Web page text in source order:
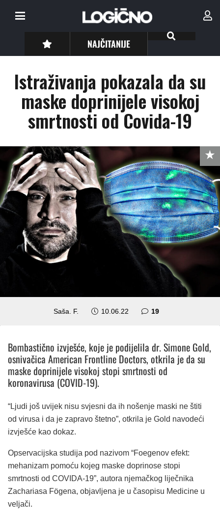
NAJČITANIJE
Istraživanja pokazala da su
maske doprinijele visokoj
smrtnosti od Covida-19
Saša. F. 10.06.22 19komentara
Bombastično izvješće, koje je podijelila dr. Simone Gold,
osnivačica American Frontline Doctors, otkrila je da su
maske doprinijele visokoj stopi smrtnosti od
koronavirusa (COVID-19).
“Ljudi još uvijek nisu svjesni da ih nošenje maski ne štiti
od virusa i da je zapravo štetno”, otkrila je Gold navodeći
izvješće kao dokaz.
Opservacijska studija pod nazivom “Foegenov efekt:
mehanizam pomoću kojeg maske doprinose stopi
smrtnosti od COVIDA-19”, autora njemačkog liječnika
Zachariasa Fögena, objavljena je u časopisu Medicine u
veljači.